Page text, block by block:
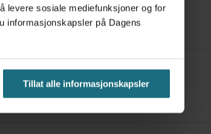
levere sosiale mediefunksjoner og for
informasjonskapsler på Dagens
Tillat alle informasjonskapsler